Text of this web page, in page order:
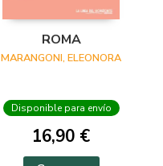
ROMA
MARANGONI, ELEONORA
Disponible para envío
16,90 €